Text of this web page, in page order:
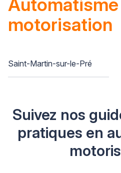
motorisation
Saint-Martin-sur-le-Pré
Suivez nos
pratiques en